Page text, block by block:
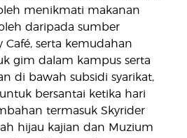
menikmati makanan
daripada sumber
serta kemudahan
gim dalam kampus serta
di bawah subsidi syarikat,
bersantai ketika hari
termasuk Skyrider
hijau kajian dan Muzium